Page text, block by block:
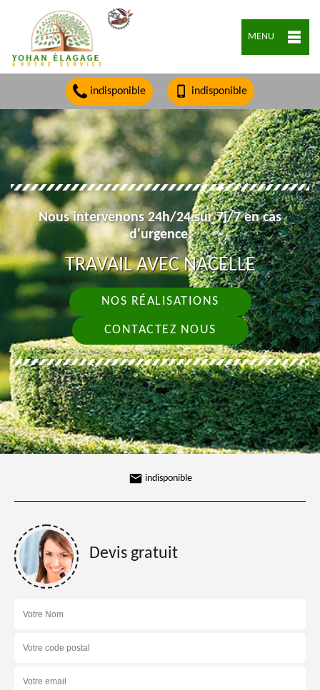
MENU
indisponible indisponible
Nous intervenons 24h/24 sur 7j/7 en cas
d'urgence.
TRAVAIL AVEC NACELLE
NOS RÉALISATIONS
CONTACTEZ NOUS
indisponible
Devis gratuit